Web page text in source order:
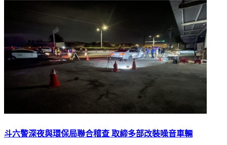
斗六警深夜與環保局聯合稽查 取締多部改裝噪音車輛